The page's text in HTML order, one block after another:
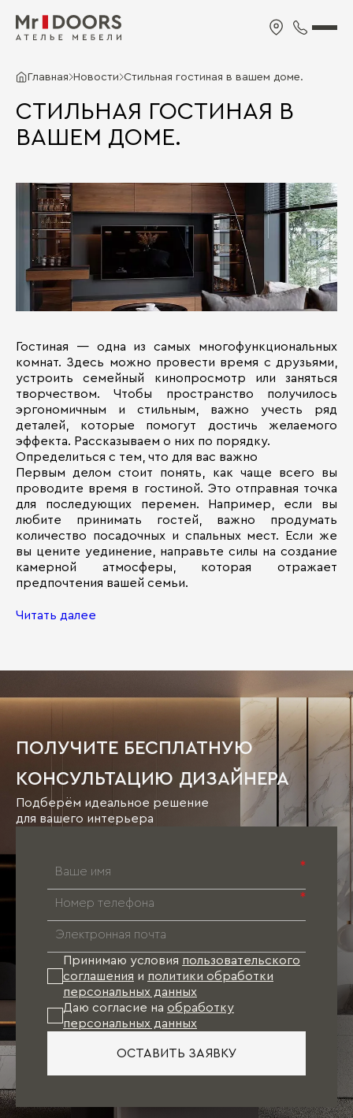
Главная Новости Стильная гостиная в вашем доме.
СТИЛЬНАЯ ГОСТИНАЯ В
ВАШЕМ ДОМЕ.
Гостиная — одна из самых многофункциональных
комнат. Здесь можно провести время с друзьями,
устроить семейный кинопросмотр или заняться
творчеством. Чтобы пространство получилось
эргономичным и стильным, важно учесть ряд
деталей, которые помогут достичь желаемого
эффекта. Рассказываем о них по порядку.
Определиться с тем, что для вас важно
Первым делом стоит понять, как чаще всего вы
проводите время в гостиной. Это отправная точка
для последующих перемен. Например, если вы
любите принимать гостей, важно продумать
количество посадочных и спальных мест. Если же
вы цените уединение, направьте силы на создание
камерной атмосферы, которая отражает
предпочтения вашей семьи.
Читать далее
ПОЛУЧИТЕ БЕСПЛАТНУЮ
КОНСУЛЬТАЦИЮ ДИЗАЙНЕРА
Подберём идеальное решение
для вашего интерьера
*
*
Принимаю условия пользовательского
соглашения и политики обработки
персональных данных
Даю согласие на обработку
персональных данных
ОСТАВИТЬ ЗАЯВКУ